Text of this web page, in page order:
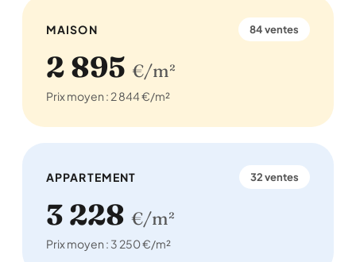
MAISON 84 ventes
2 895 €/m²
Prix moyen : 2 844 €/m²
APPARTEMENT 32 ventes
3 228 €/m²
Prix moyen : 3 250 €/m²